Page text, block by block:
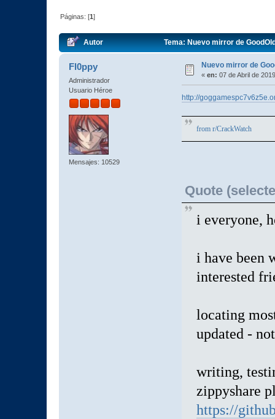
Páginas: [1]
Autor Tema: Nuevo mirror de
Fl0ppy
Administrador
Usuario Héroe
Mensajes: 10529
Nuevo mirror de
« en: 07 de Abril de
http://
from r/CrackWatch
Quote
i everyone,
i have been
interested
locating
updated -
writing,
zippyshare
https://